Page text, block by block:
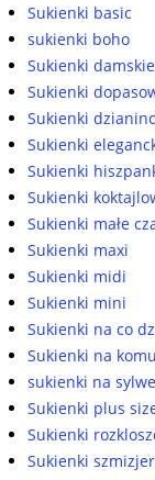
Sukienki basic
sukienki boho
Sukienki damskie
Sukienki
Sukienki
Sukienki
Sukienki
Sukienki
Sukienki małe
Sukienki maxi
Sukienki midi
Sukienki mini
Sukienki na co
Sukienki na
sukienki na
Sukienki plus
Sukienki
Sukienki